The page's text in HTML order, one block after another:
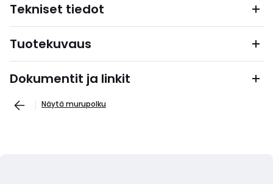
Tekniset tiedot
Tuotekuvaus
Dokumentit ja linkit
Näytä murupolku